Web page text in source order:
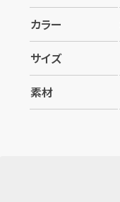
カラー
サイズ
素材